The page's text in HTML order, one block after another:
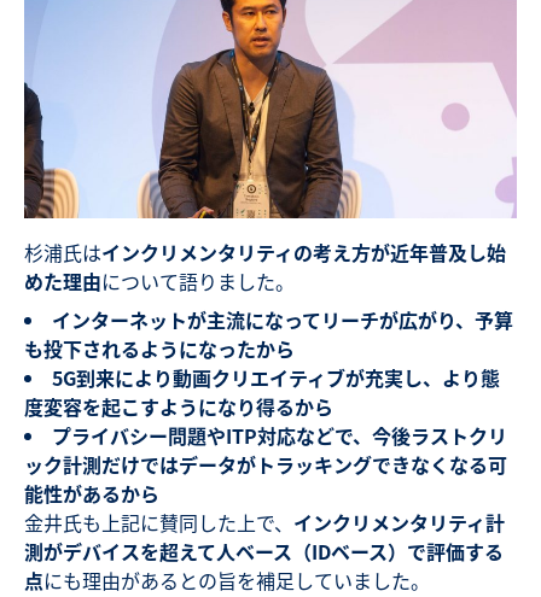
杉浦氏はインクリメンタリティの考え方が近年普及し始
めた理由について語りました。
インターネットが主流になってリーチが広がり、予算
も投下されるようになったから
5G到来により動画クリエイティブが充実し、より態
度変容を起こすようになり得るから
プライバシー問題やITP対応などで、今後ラストクリ
ック計測だけではデータがトラッキングできなくなる可
能性があるから
金井氏も上記に賛同した上で、 インクリメンタリティ計
測がデバイスを超えて人ベース（IDベース）で評価する
点にも理由があるとの旨を補足していました。